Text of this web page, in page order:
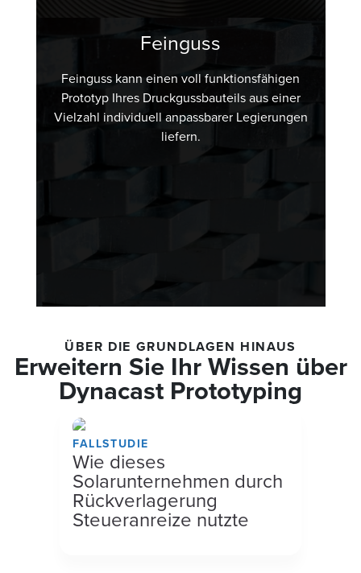
Feinguss
Feinguss kann einen voll funktionsfähigen
Prototyp Ihres Druckgussbauteils aus einer
Vielzahl individuell anpassbarer Legierungen
liefern.
ÜBER DIE GRUNDLAGEN HINAUS
Erweitern Sie Ihr Wissen über
Dynacast Prototyping
FALLSTUDIE
Wie dieses
Solarunternehmen durch
Rückverlagerung
Steueranreize nutzte